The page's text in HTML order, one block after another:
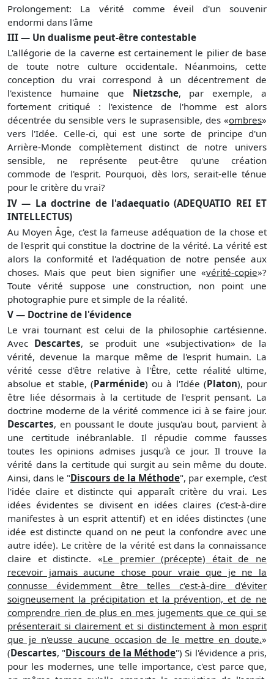
Prolongement: La vérité comme éveil d'un souvenir
endormi dans l'âme
III — Un dualisme peut-être contestable
L'allégorie de la caverne est certainement le pilier de base
de toute notre culture occidentale. Néanmoins, cette
conception du vrai correspond à un décentrement de
l'existence humaine que Nietzsche, par exemple, a
fortement critiqué : l'existence de l'homme est alors
décentrée du sensible vers le suprasensible, des «ombres»
vers l'Idée. Celle-ci, qui est une sorte de principe d'un
Arrière-Monde complètement distinct de notre univers
sensible, ne représente peut-être qu'une création
commode de l'esprit. Pourquoi, dès lors, serait-elle ténue
pour le critère du vrai?
IV — La doctrine de l'adaequatio (ADEQUATIO REI ET
INTELLECTUS)
Au Moyen Âge, c'est la fameuse adéquation de la chose et
de l'esprit qui constitue la doctrine de la vérité. La vérité est
alors la conformité et l'adéquation de notre pensée aux
choses. Mais que peut bien signifier une «vérité-copie»?
Toute vérité suppose une construction, non point une
photographie pure et simple de la réalité.
V — Doctrine de l'évidence
Le vrai tournant est celui de la philosophie cartésienne.
Avec Descartes, se produit une «subjectivation» de la
vérité, devenue la marque même de l'esprit humain. La
vérité cesse d'être relative à l'Être, cette réalité ultime,
absolue et stable, (Parménide) ou à l'Idée (Platon), pour
être liée désormais à la certitude de l'esprit pensant. La
doctrine moderne de la vérité commence ici à se faire jour.
Descartes, en poussant le doute jusqu'au bout, parvient à
une certitude inébranlable. Il répudie comme fausses
toutes les opinions admises jusqu'à ce jour. Il trouve la
vérité dans la certitude qui surgit au sein même du doute.
Ainsi, dans le "Discours de la Méthode", par exemple, c'est
l'idée claire et distincte qui apparaît critère du vrai. Les
idées évidentes se divisent en idées claires (c'est-à-dire
manifestes à un esprit attentif) et en idées distinctes (une
idée est distincte quand on ne peut la confondre avec une
autre idée). Le critère de la vérité est dans la connaissance
claire et distincte. «Le premier (précepte) était de ne
recevoir jamais aucune chose pour vraie que je ne la
connusse évidemment être telles c'est-à-dire d'éviter
soigneusement la précipitation et la prévention, et de ne
comprendre rien de plus en mes jugements que ce qui se
présenterait si clairement et si distinctement à mon esprit
que je n'eusse aucune occasion de le mettre en doute.»
(Descartes, "Discours de la Méthode") Si l'évidence a pris,
pour les modernes, une telle importance, c'est parce que,